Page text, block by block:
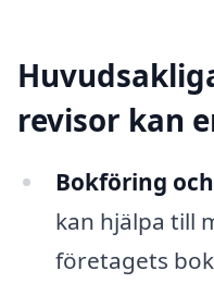
revisor kan
Bokföring
kan hjälpa till
företagets